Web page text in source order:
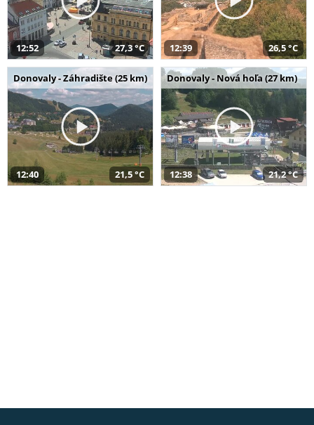
12:52 27,3 °C 12:39 26,5 °C
Donovaly - Záhradište (25 km)
12:40 21,5 °C
Donovaly - Nová hoľa (27 km)
12:38 21,2 °C